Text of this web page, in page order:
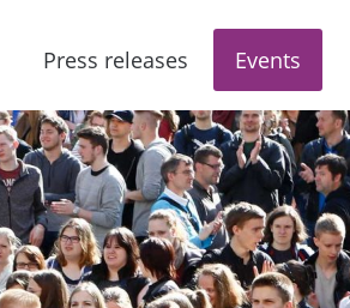
Press releases Events